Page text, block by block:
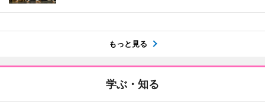
もっと見る
学ぶ・知る